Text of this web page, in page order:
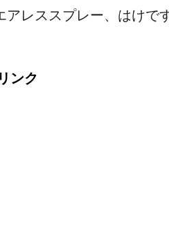
レススプレー、はけです
ンク